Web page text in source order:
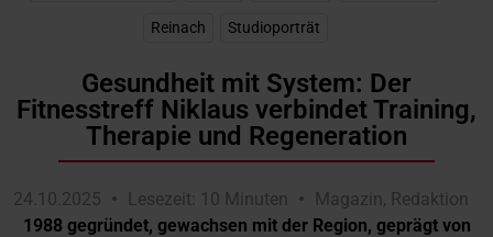
Reinach Studioporträt
Gesundheit mit System: Der
Fitnesstreff Niklaus verbindet Training,
Therapie und Regeneration
24.10.2025 Lesezeit: 10 Minuten Magazin, Redaktion
1988 gegründet, gewachsen mit der Region, geprägt von